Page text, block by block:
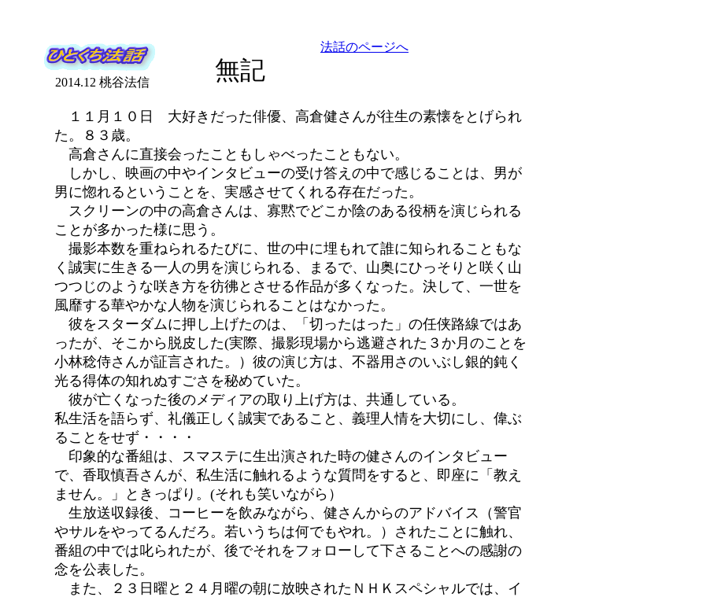
無記
2014.12 桃谷法信
１１月１０日 大好きだった俳優、高倉健さんが往生の素懐をとげられ
た。８３歳。
高倉さんに直接会ったこともしゃべったこともない。
しかし、映画の中やインタビューの受け答えの中で感じることは、男が
男に惚れるということを、実感させてくれる存在だった。
スクリーンの中の高倉さんは、寡黙でどこか陰のある役柄を演じられる
ことが多かった様に思う。
撮影本数を重ねられるたびに、世の中に埋もれて誰に知られることもな
く誠実に生きる一人の男を演じられる、まるで、山奥にひっそりと咲く山
つつじのような咲き方を彷彿とさせる作品が多くなった。決して、一世を
風靡する華やかな人物を演じられることはなかった。
彼をスターダムに押し上げたのは、「切ったはった」の任侠路線ではあ
ったが、そこから脱皮した(実際、撮影現場から逃避された３か月のことを
小林稔侍さんが証言された。）彼の演じ方は、不器用さのいぶし銀的鈍く
光る得体の知れぬすごさを秘めていた。
彼が亡くなった後のメディアの取り上げ方は、共通している。
私生活を語らず、礼儀正しく誠実であること、義理人情を大切にし、偉ぶ
ることをせず・・・・
印象的な番組は、スマステに生出演された時の健さんのインタビュー
で、香取慎吾さんが、私生活に触れるような質問をすると、即座に「教え
ません。」ときっぱり。(それも笑いながら）
生放送収録後、コーヒーを飲みながら、健さんからのアドバイス（警官
やサルをやってるんだろ。若いうちは何でもやれ。）されたことに触れ、
番組の中では叱られたが、後でそれをフォローして下さることへの感謝の
念を公表した。
また、２３日曜と２４月曜の朝に放映されたＮＨＫスペシャルでは、イ
法話のページへ